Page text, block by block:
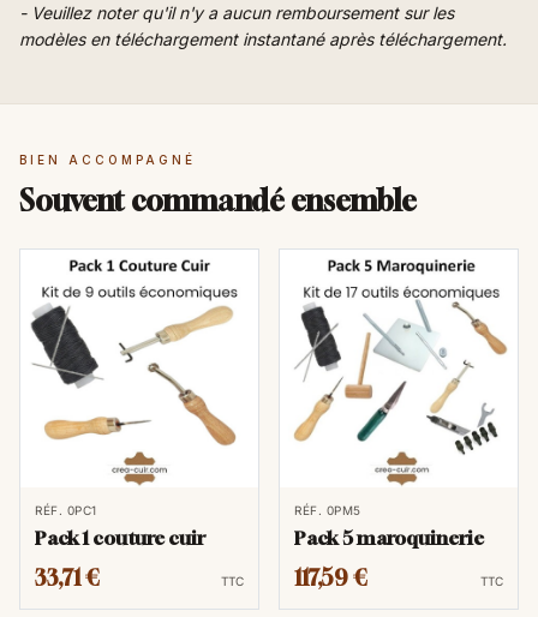
- Veuillez noter qu'il n'y a aucun remboursement sur les
modèles en téléchargement instantané après téléchargement.
BIEN ACCOMPAGNÉ
Souvent commandé ensemble
RÉF. 0PC1
Pack 1 couture cuir
33,71 € TTC
RÉF. 0PM5
Pack 5 maroquinerie
117,59 € TTC